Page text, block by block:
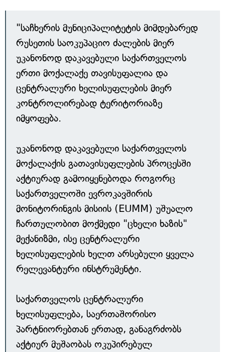
"საჩხერის მუნიციპალიტეტის მიმდებარედ
რუსეთის საოკუპაციო ძალების მიერ
უკანონოდ დაკავებული საქართველოს
ერთი მოქალაქე თავისუფალია და
ცენტრალური ხელისუფლების მიერ
კონტროლირებად ტერიტორიაზე
იმყოფება.
უკანონოდ დაკავებული საქართველოს
მოქალაქის გათავისუფლების პროცესში
აქტიურად გამოიყენებოდა როგორც
საქართველოში ევროკავშირის
მონიტორინგის მისიის (EUMM) უშუალო
ჩართულობით მოქმედი "ცხელი ხაზის"
მექანიზმი, ისე ცენტრალური
ხელისუფლების ხელთ არსებული ყველა
რელევანტური ინსტრუმენტი.
საქართველოს ცენტრალური
ხელისუფლება, საერთაშორისო
პარტნიორებთან ერთად, განაგრძობს
აქტიურ მუშაობას ოკუპირებულ